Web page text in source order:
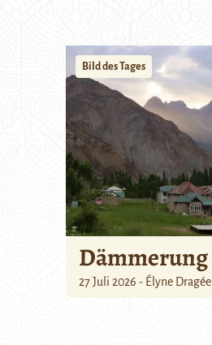
Bild des Tages
Dämmerung
27 Juli 2026 - Élyne Dragée